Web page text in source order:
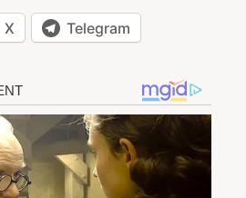
X
Telegram